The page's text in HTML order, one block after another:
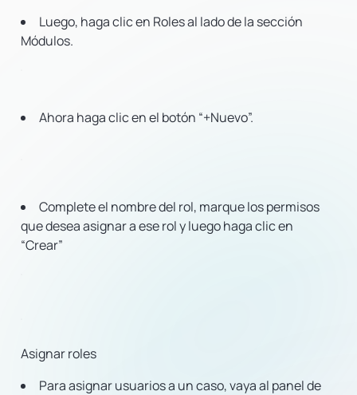
Luego, haga clic en Roles al lado de la sección
Módulos.
Ahora haga clic en el botón “+Nuevo”.
Complete el nombre del rol, marque los permisos
que desea asignar a ese rol y luego haga clic en
“Crear”
Asignar roles
Para asignar usuarios a un caso, vaya al panel de